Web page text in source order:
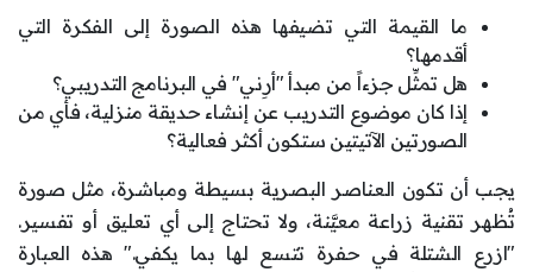
ما القيمة التي تضيفها هذه الصورة إلى الفكرة التي
أقدمها؟
هل تمثِّل جزءاً من مبدأ "أرِني" في البرنامج التدريبي؟
إذا كان موضوع التدريب عن إنشاء حديقة منزلية، فأي من
الصورتين الآتيتين ستكون أكثر فعالية؟
يجب أن تكون العناصر البصرية بسيطة ومباشرة، مثل صورة
تُظهر تقنية زراعة معيَّنة، ولا تحتاج إلى أي تعليق أو تفسير.
"ازرع الشتلة في حفرة تتسع لها بما يكفي." هذه العبارة